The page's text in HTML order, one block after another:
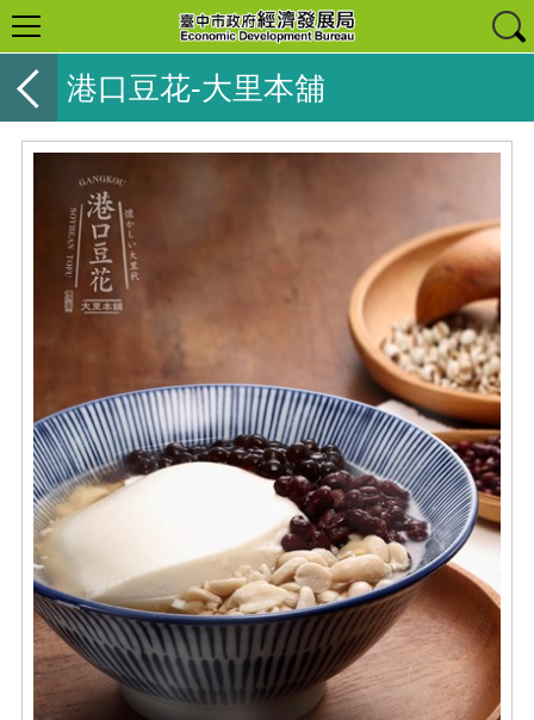
港口豆花-大里本舖